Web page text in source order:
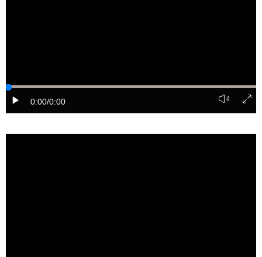
0:00/0:00